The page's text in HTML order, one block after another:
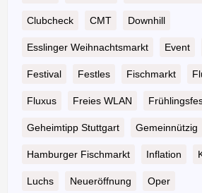
Clubcheck CMT Downhill
Esslinger Weihnachtsmarkt Event
Festival Festles Fischmarkt
Fluxus Freies WLAN
Geheimtipp Stuttgart Gemeinnützig
Hamburger Fischmarkt Inflation
Luchs Neueröffnung Oper